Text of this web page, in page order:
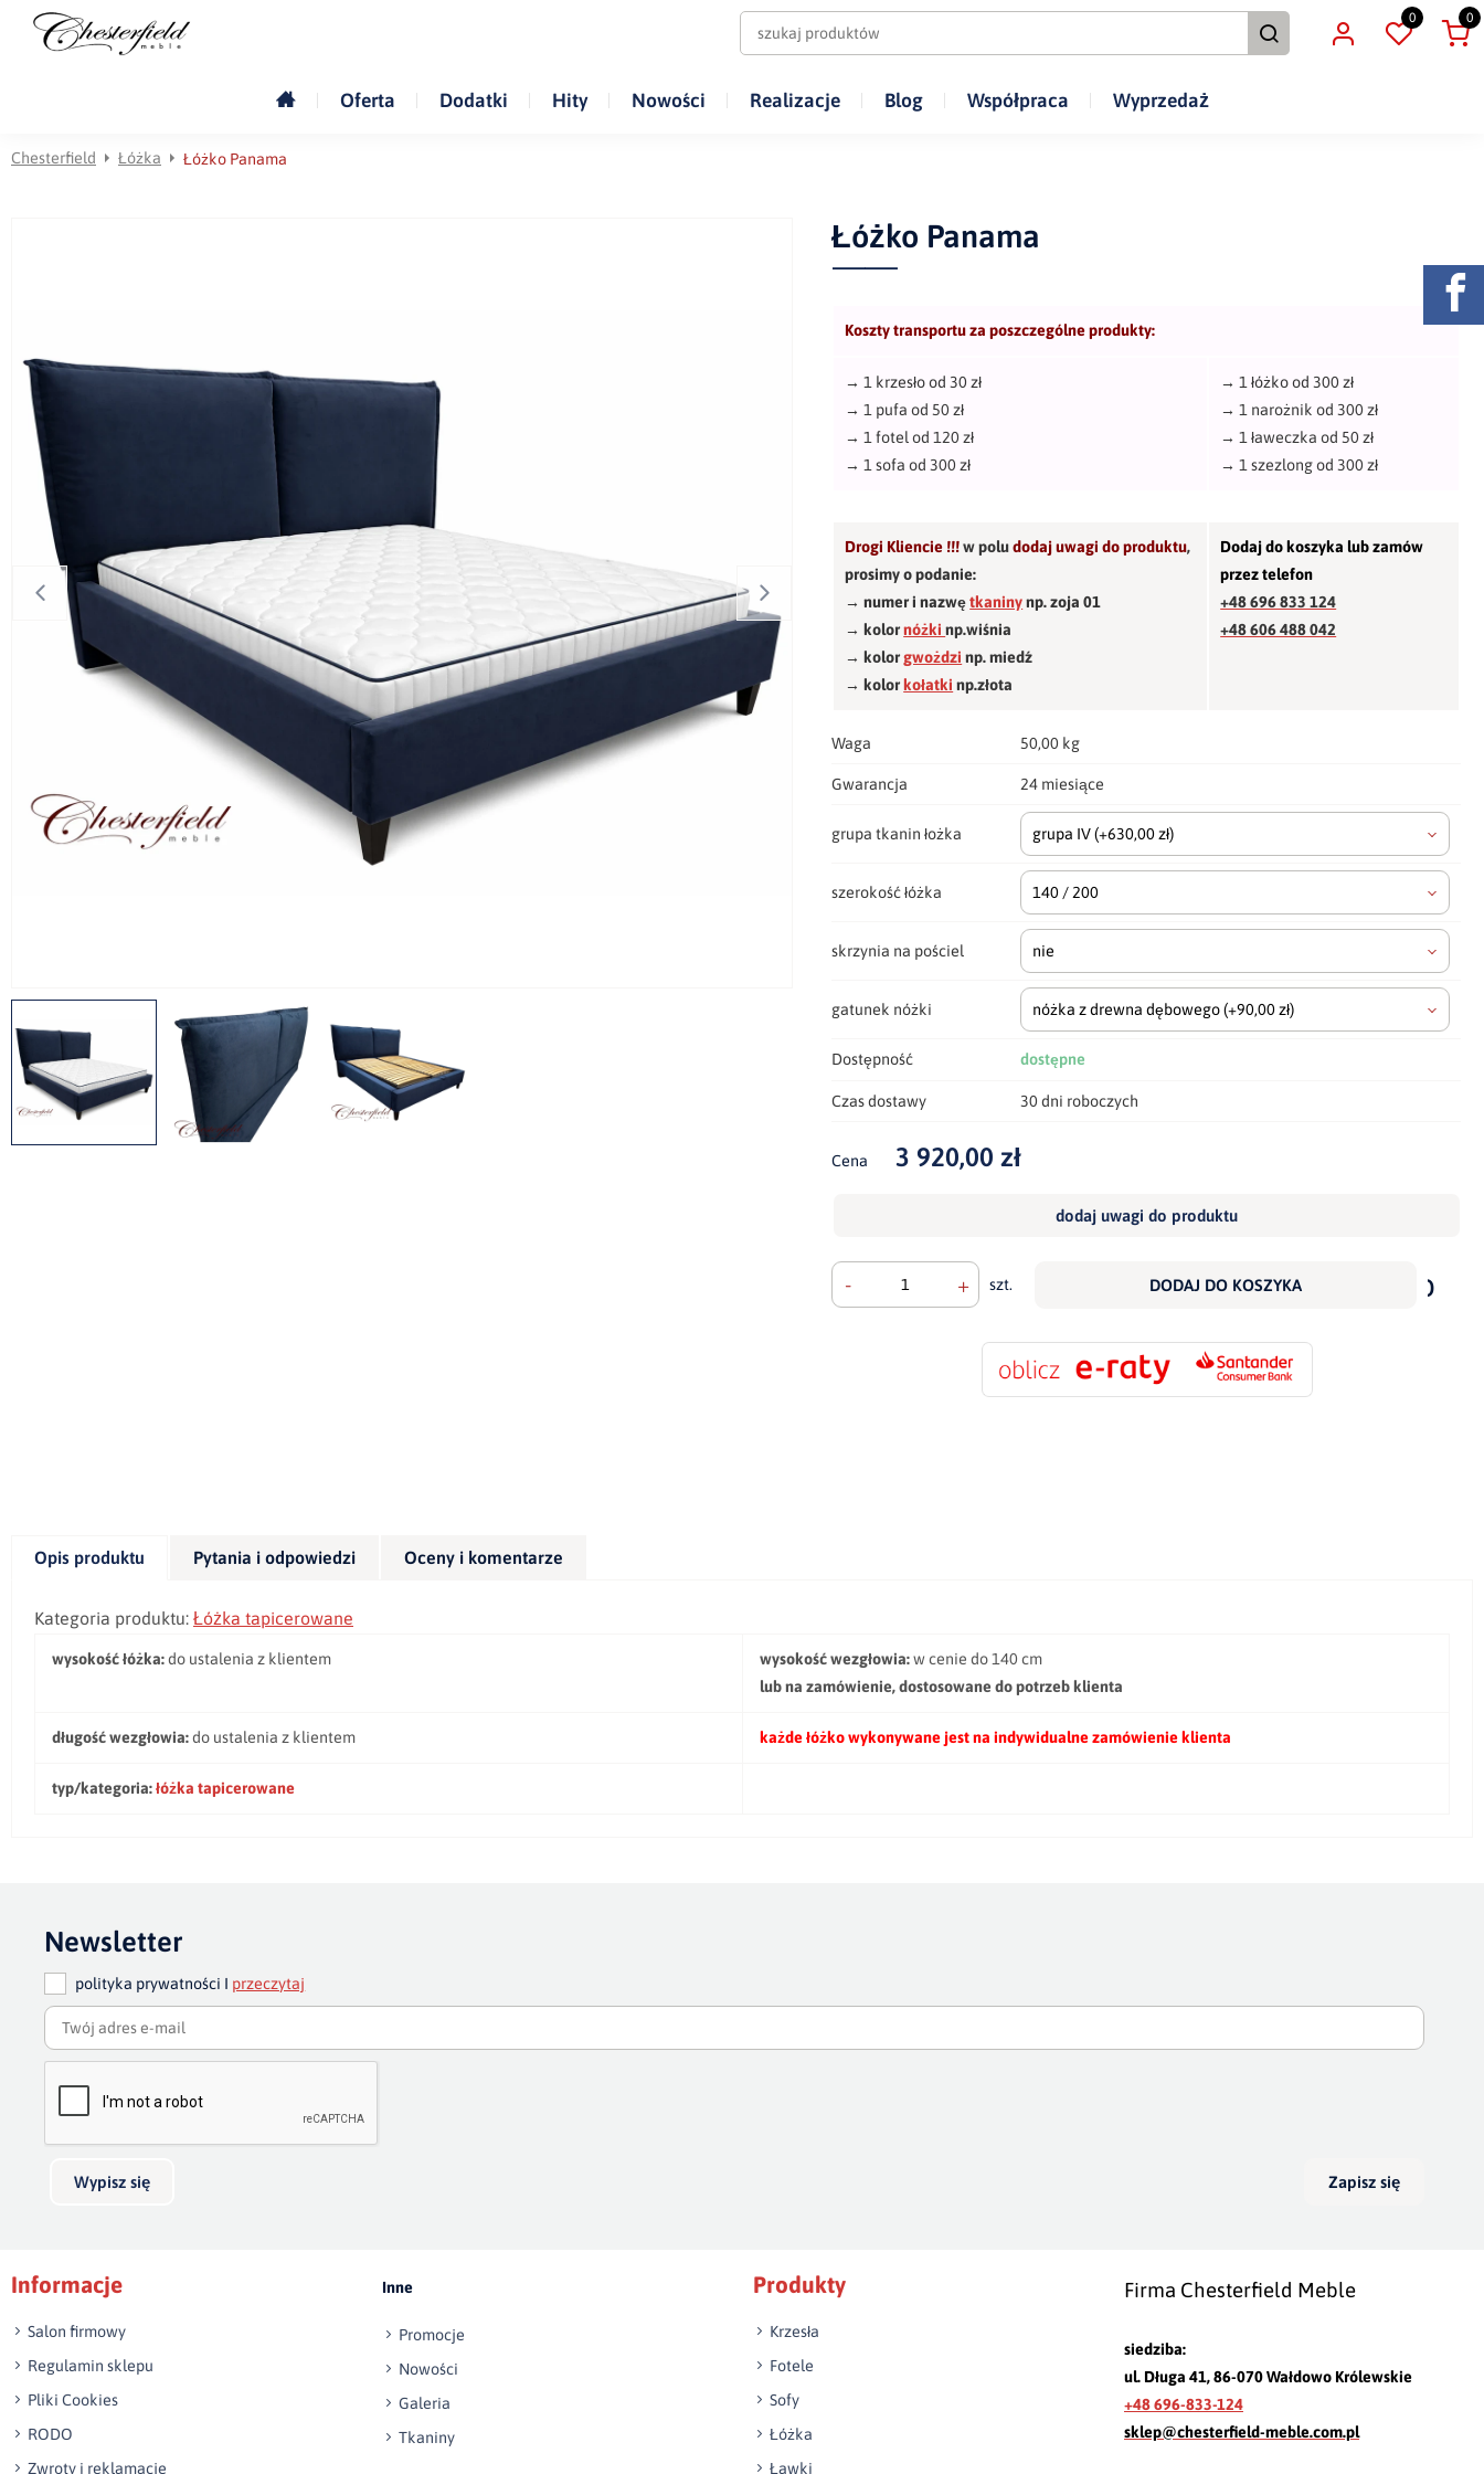
0 0
Oferta Dodatki Hity Nowości Realizacje Blog Współpraca Wyprzedaż
Chesterfield Łóżka Łóżko Panama
Łóżko Panama
Koszty transportu za poszczególne produkty:
→1 krzesło od 30 zł
→1 pufa od 50 zł
→ 1 fotel od 120 zł
→1 sofa od 300 zł
→1 łóżko od 300 zł
→1 narożnik od 300 zł
→1 ławeczka od 50 zł
→1 szezlong od 300 zł
Drogi Kliencie !!!w poludodaj uwagi do produktu,
prosimy o podanie:
→ numer i nazwętkaninynp. zoja 01
→ kolornóżkinp.wiśnia
→ kolorgwożdzi np. miedź
→ kolorkołatki np.złota
Dodaj do koszyka lub zamów
przez telefon
+48 696 833 124
+48 606 488 042
Waga 50,00 kg
Gwarancja 24 miesiące
grupa tkanin łożka grupa IV(+630,00 zł)
szerokość łóżka 140 / 200
skrzynia na pościel nie
gatunek nóżki nóżka z drewna dębowego(+90,00 zł)
Dostępność dostępne
Czas dostawy 30 dni roboczych
Cena 3 920,00 zł
dodaj uwagi do produktu
- + szt. DODAJ DO KOSZYKA
do
Opis produktu Pytania i odpowiedzi Oceny i komentarze
Kategoria produktu: Łóżka tapicerowane
wysokość łóżka:do ustalenia z klientem wysokość wezgłowia:w cenie do 140 cm
lub na zamówienie, dostosowane do potrzeb klienta
długość wezgłowia:do ustalenia z klientem każde łóżko wykonywane jest na indywidualne zamówienie klienta
typ/kategoria:łóżka tapicerowane
Newsletter
polityka prywatności I przeczytaj
Wypisz się Zapisz się
Informacje
Salon firmowy
Regulamin sklepu
Pliki Cookies
RODO
Zwroty i reklamacje
Inne
Promocje
Nowości
Galeria
Tkaniny
Produkty
Krzesła
Fotele
Sofy
Łóżka
Ławki
Firma Chesterfield Meble
siedziba:
ul. Długa 41, 86-070 Wałdowo Królewskie
+48 696-833-124
sklep@chesterfield-meble.com.pl